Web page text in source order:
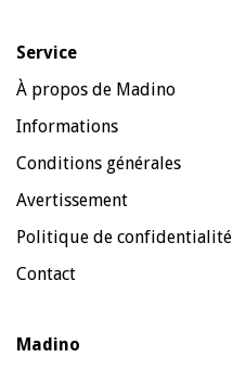
Service
À propos de Madino
Informations
Conditions générales
Avertissement
Politique de confidentialité
Contact
Madino